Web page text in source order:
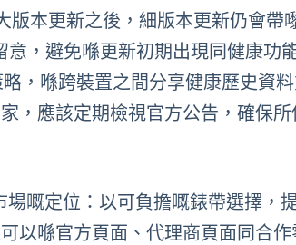
版本更新之後，細版本更新仍會帶
，避免喺更新初期出現同健康功
，喺跨裝置之間分享健康歷史資
，應該定期檢視官方公告，確保
場嘅定位：以可負擔嘅錶帶選擇，
以喺官方頁面、代理商頁面同合作